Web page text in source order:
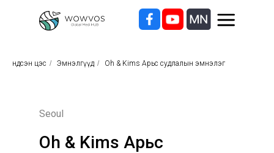
Үндсэн цэс / Эмнэлгүүд / Oh & Kims Арьс судлалын эмнэлэг
Oh & Kims Арьс
Seoul